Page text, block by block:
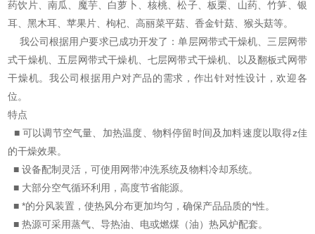
药饮片、南瓜、魔芋、白萝卜、核桃、松子、板栗、山药、竹笋、银
耳、黑木耳、苹果片、枸杞、高丽菜平菇、香金针菇、猴头菇等。
我公司根据用户要求已成功开发了：单层网带式干燥机、三层网带
式干燥机、五层网带式干燥机、七层网带式干燥机、以及翻板式网带
干燥机。我公司根据用户对产品的需求，作出针对性设计，欢迎各
位。
特点
■ 可以调节空气量、加热温度、物料停留时间及加料速度以取得z佳
的干燥效果。
■ 设备配制灵活，可使用网带冲洗系统及物料冷却系统。
■ 大部分空气循环利用，高度节省能源。
■ *的分风装置，使热风分布更加均匀，确保产品品质的*性。
■ 热源可采用蒸气、导热油、电或燃煤（油）热风炉配套。